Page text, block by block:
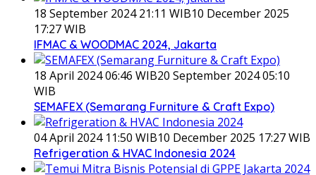
18 September 2024 21:11 WIB10 December 2025
17:27 WIB
IFMAC & WOODMAC 2024, Jakarta
18 April 2024 06:46 WIB20 September 2024 05:10
WIB
SEMAFEX (Semarang Furniture & Craft Expo)
04 April 2024 11:50 WIB10 December 2025 17:27 WIB
Refrigeration & HVAC Indonesia 2024